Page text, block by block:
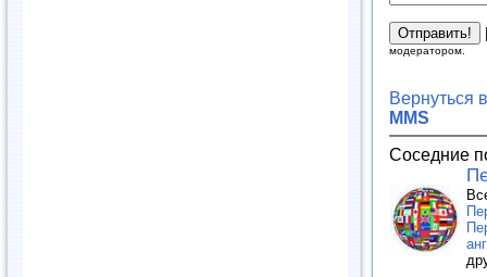
модератором.
Вернуться
MMS
Соседние